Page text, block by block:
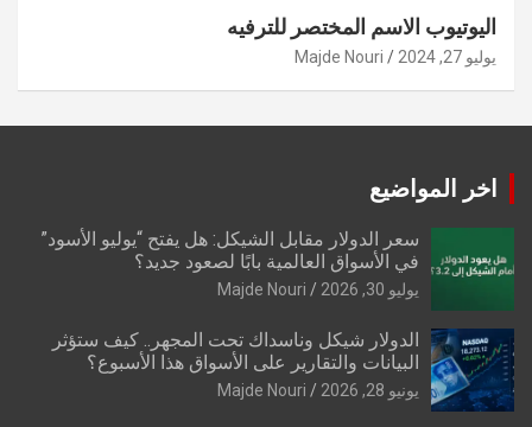
اليوتيوب الاسم المختصر للترفيه
يوليو 27, 2024 Majde Nouri
اخر المواضيع
سعر الدولار مقابل الشيكل: هل يفتح “يوليو الأسود”
في الأسواق العالمية بابًا لصعود جديد؟
يوليو 30, 2026 Majde Nouri
الدولار شيكل وناسداك تحت المجهر.. كيف ستؤثر
البيانات والتقارير على الأسواق هذا الأسبوع؟
يونيو 28, 2026 Majde Nouri